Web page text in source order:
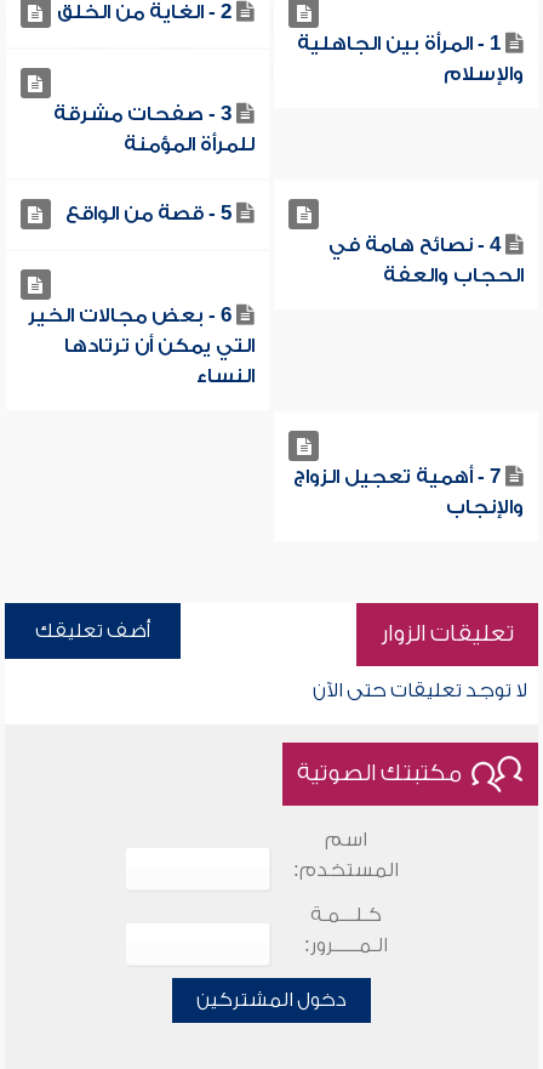
1 - المرأة بين الجاهلية
والإسلام
2 - الغاية من الخلق
3 - صفحات مشرقة
للمرأة المؤمنة
4 - نصائح هامة في
الحجاب والعفة
5 - قصة من الواقع
6 - بعض مجالات الخير
التي يمكن أن ترتادها
النساء
7 - أهمية تعجيل الزواج
والإنجاب
تعليقات الزوار أضف تعليقك
لا توجد تعليقات حتى الآن
مكتبتك الصوتية
اسم
المستخدم:
كـلـــمـة
الـمـــــرور:
دخول المشتركين